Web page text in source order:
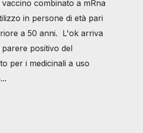
combinato a mRna
in persone di età pari
a 50 anni. L'ok arriva
positivo del
per i medicinali a uso